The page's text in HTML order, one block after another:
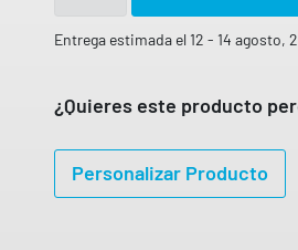
P
T
a
n
Entrega estimada el 12 - 14 agosto,
¿Quieres este producto
Personalizar Producto